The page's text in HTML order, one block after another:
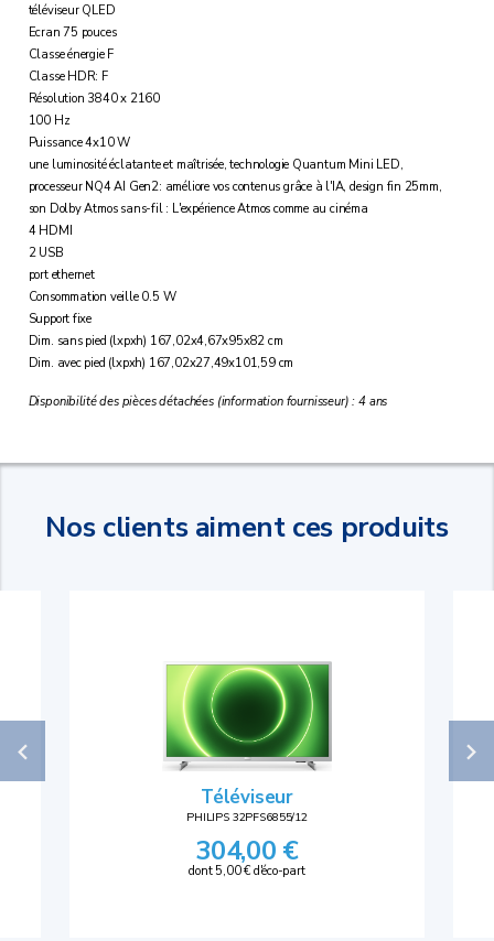
téléviseur QLED
Ecran 75 pouces
Classe énergie F
Classe HDR: F
Résolution 3840 x 2160
100 Hz
Puissance 4x10 W
une luminosité éclatante et maîtrisée, technologie Quantum Mini LED,
processeur NQ4 AI Gen2: améliore vos contenus grâce à l'IA, design fin 25mm,
son Dolby Atmos sans-fil : L'expérience Atmos comme au cinéma
4 HDMI
2 USB
port ethernet
Consommation veille 0.5 W
Support fixe
Dim. sans pied (lxpxh) 167,02x4,67x95x82 cm
Dim. avec pied (lxpxh) 167,02x27,49x101,59 cm
Disponibilité des pièces détachées (information fournisseur) : 4 ans
Nos clients aiment ces produits
Téléviseur
PHILIPS 32PFS6855/12
304,00 €
dont 5,00 € d'éco-part